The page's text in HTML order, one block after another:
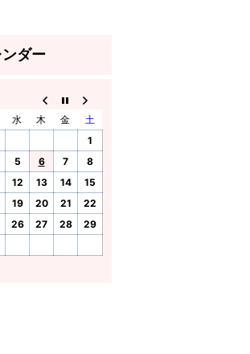
水 木 金
土
1
5 6 7
8
12 13 14
15
19 20 21
22
26 27 28
29